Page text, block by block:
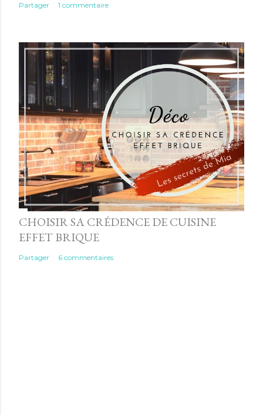
Partager 1 commentaire
CHOISIR SA CRÉDENCE DE CUISINE
EFFET BRIQUE
Partager 6 commentaires